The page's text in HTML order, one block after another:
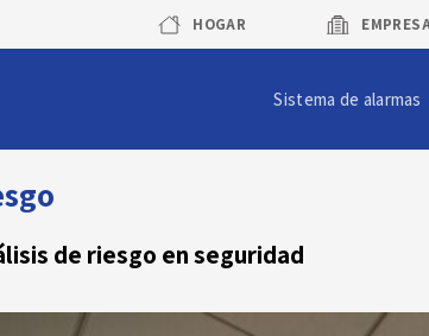
HOGAR
Sistema de alarmas
de riesgo en seguridad